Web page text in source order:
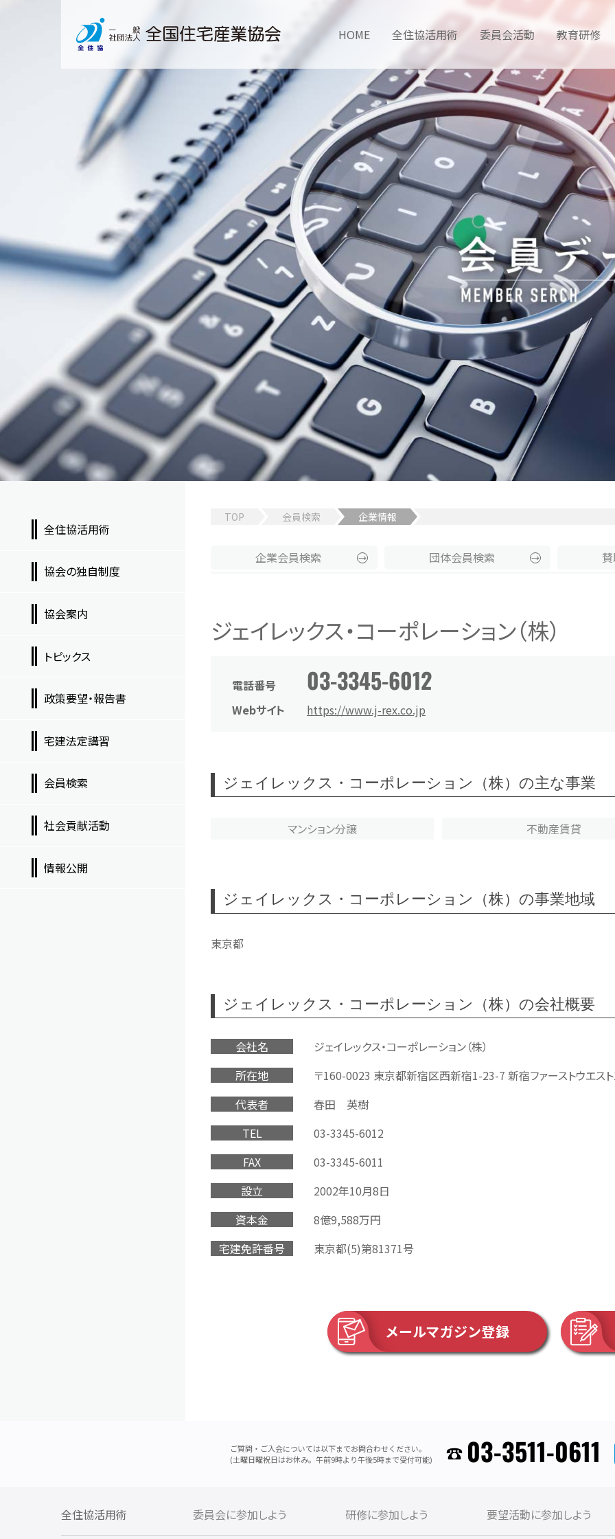
HOME 全住協活用術 委員会活動 教育研修
TOP 会員検索 企業情報
企業会員検索 団体会員検索
ジェイレックス・コーポレーション（株）
電話番号 03-3345-6012
Webサイト https://www.j-rex.co.jp
ジェイレックス・コーポレーション（株）の主な事業
マンション分譲 不動産賃貸
ジェイレックス・コーポレーション（株）の事業地域
東京都
ジェイレックス・コーポレーション（株）の会社概要
会社名
ジェイレックス・コーポレーション（株）
所在地
〒160-0023 東京都新宿区西新宿1-23-7 新宿ファーストウエス
代表者
春田 英樹
TEL
03-3345-6012
FAX
03-3345-6011
設立
2002年10月8日
資本金
8億9,588万円
宅建免許番号
東京都(5)第81371号
メールマガジン登録
全住協活用術
協会の独自制度
協会案内
トピックス
政策要望・報告書
宅建法定講習
会員検索
社会貢献活動
情報公開
ご質問・ご入会については以下までお問合わせください。
(土曜日曜祝日はお休み。午前9時より午後5時まで受付可能)
03-3511-0611
全住協活用術 委員会に参加しよう 研修に参加しよう 要望活動に参加しよう